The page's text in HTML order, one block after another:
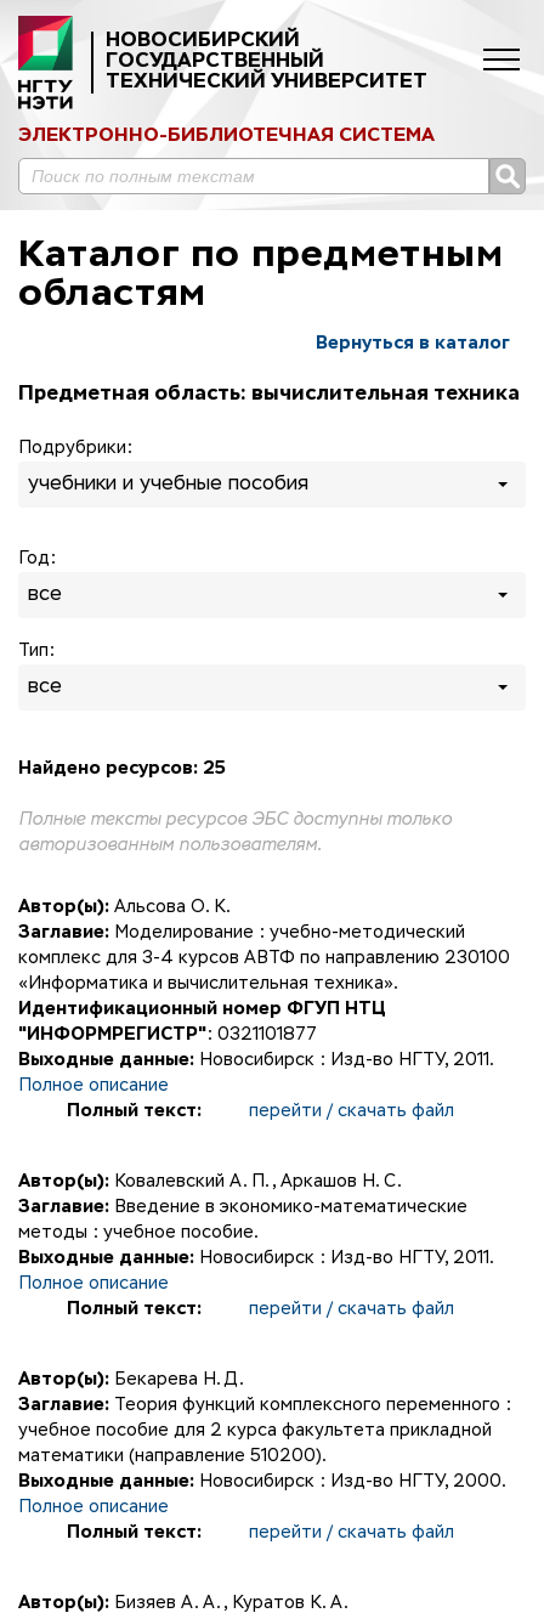
НОВОСИБИРСКИЙ
ГОСУДАРСТВЕННЫЙ
ТЕХНИЧЕСКИЙ УНИВЕРСИТЕТ
ЭЛЕКТРОННО-БИБЛИОТЕЧНАЯ СИСТЕМА
Каталог по предметным
областям
Вернуться в каталог
Предметная область: вычислительная техника
Подрубрики:
учебники и учебные пособия
Год:
все
Тип:
все
Найдено ресурсов: 25
Полные тексты ресурсов ЭБС доступны только
авторизованным пользователям.
Автор(ы): Альсова О. К.
Заглавие: Моделирование : учебно-методический
комплекс для 3-4 курсов АВТФ по направлению 230100
«Информатика и вычислительная техника».
Идентификационный номер ФГУП НТЦ
"ИНФОРМРЕГИСТР": 0321101877
Выходные данные: Новосибирск : Изд-во НГТУ, 2011.
Полное описание
Полный текст:
перейти / скачать файл
Автор(ы): Ковалевский А. П. , Аркашов Н. С.
Заглавие: Введение в экономико-математические
методы : учебное пособие.
Выходные данные: Новосибирск : Изд-во НГТУ, 2011.
Полное описание
Полный текст:
перейти / скачать файл
Автор(ы): Бекарева Н. Д.
Заглавие: Теория функций комплексного переменного :
учебное пособие для 2 курса факультета прикладной
математики (направление 510200).
Выходные данные: Новосибирск : Изд-во НГТУ, 2000.
Полное описание
Полный текст:
перейти / скачать файл
Автор(ы): Бизяев А. А. , Куратов К. А.